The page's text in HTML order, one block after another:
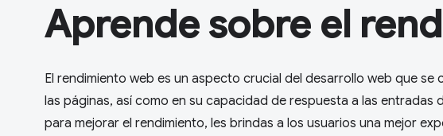
Aprende sobre el
El rendimiento web es un aspecto crucial del desarrollo web que se
las páginas, así como en su capacidad de respuesta a las entradas
para mejorar el rendimiento, les brindas a los usuarios una mejor